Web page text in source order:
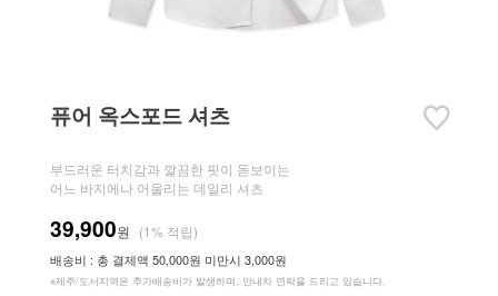
퓨어 옥스포드 셔츠
부드러운 터치감과 깔끔한 핏이 돋보이는
어느 바지에나 어울리는 데일리 셔츠
39,900원 (1% 적립)
배송비 : 총 결제액 50,000원 미만시 3,000원
※제주/도서지역은 추가배송비가 발생하며, 안내차 연락을 드리고 있습니다.